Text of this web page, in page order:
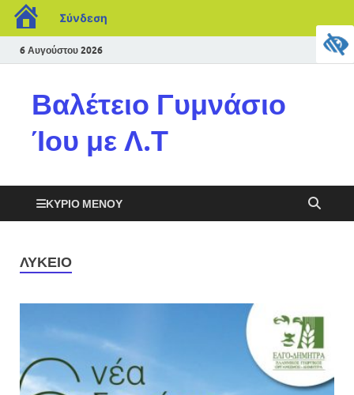
Σύνδεση
6 Αυγούστου 2026
Βαλέτειο Γυμνάσιο
Ίου με Λ.Τ
ΚΎΡΙΟ ΜΕΝΟΎ
ΛΎΚΕΙΟ